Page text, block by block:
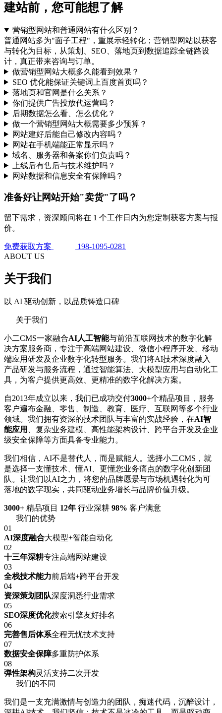
建站前，您可能想了解
营销型网站和普通网站有什么区别？
普通网站多为"面子工程"，重展示轻转化；营销型网站以获客
与转化为目标，从策划、SEO、落地页到数据追踪全链路设
计，真正带来咨询与订单。
做营销型网站大概多久能看到效果？
SEO 优化能保证关键词上百度首页吗？
落地页和官网是什么关系？
你们提供广告投放代运营吗？
后期数据怎么看、怎么优化？
做一个营销型网站大概需要多少预算？
网站建好后能自己修改内容吗？
网站在手机端能正常显示吗？
域名、服务器和备案你们负责吗？
上线后有售后与技术维护吗？
网站数据和信息安全有保障吗？
准备好让网站开始"卖货"了吗？
留下需求，资深顾问将在 1 个工作日内为您定制获客方案与报
价。
免费获取方案
198-1095-0281
ABOUT US
关于我们
以 AI 驱动创新，以品质铸造口碑
关于我们
小二CMS一家融合AI人工智能与前沿互联网技术的数字化解
决方案服务商，专注于高端网站建设、微信小程序开发、移动
端应用研发及企业数字化转型服务。我们将AI技术深度融入
产品研发与服务流程，通过智能算法、大模型应用与自动化工
具，为客户提供更高效、更精准的数字化解决方案。
自2013年成立以来，我们已成功交付3000+个精品项目，服务
客户遍布金融、零售、制造、教育、医疗、互联网等多个行业
领域。我们拥有资深的技术团队与丰富的实战经验，在AI智
能应用
、复杂业务建模、高性能架构设计、跨平台开发及企业
级安全保障等方面具备专业能力。
我们相信，AI不是替代人，而是赋能人。选择小二CMS，就
是选择一支懂技术、懂AI、更懂您业务痛点的数字化创新团
队。让我们以AI之力，将您的品牌愿景与市场机遇转化为可
落地的数字现实，共同驱动业务增长与品牌价值升级。
3000+ 精品项目 12年 行业深耕 98% 客户满意
我们的优势
01
AI深度融合大模型+智能自动化
02
十三年深耕专注高端网站建设
03
全栈技术能力前后端+跨平台开发
04
资深策划团队深度洞悉行业需求
05
SEO深度优化搜索引擎友好排名
06
完善售后体系全程无忧技术支持
07
数据安全保障多重防护体系
08
弹性架构灵活支持二次开发
我们的不同
我们是一支充满激情与创造力的团队，痴迷代码，沉醉设计，